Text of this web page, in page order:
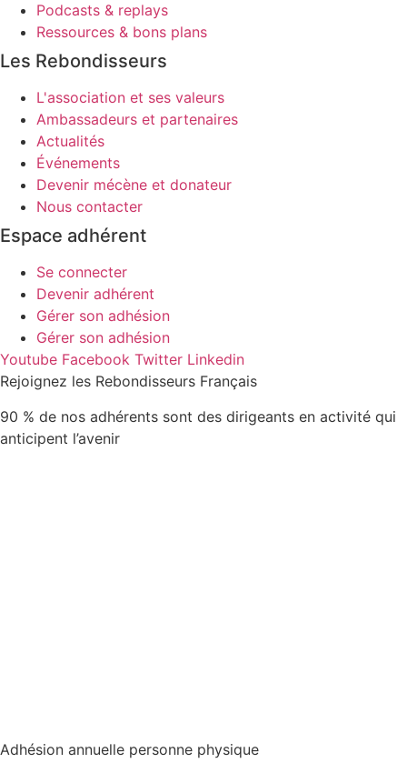
Podcasts & replays
Ressources & bons plans
Les Rebondisseurs
L'association et ses valeurs
Ambassadeurs et partenaires
Actualités
Événements
Devenir mécène et donateur
Nous contacter
Espace adhérent
Se connecter
Devenir adhérent
Gérer son adhésion
Gérer son adhésion
Youtube Facebook Twitter Linkedin
Rejoignez les Rebondisseurs Français
90 % de nos adhérents sont des dirigeants en activité qui
anticipent l’avenir
Adhésion annuelle personne physique